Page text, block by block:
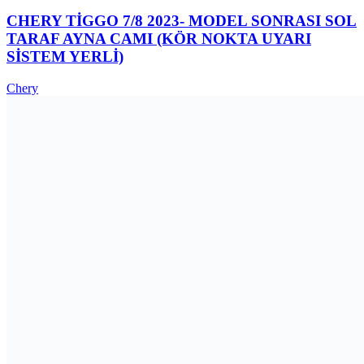
CHERY TİGGO 7/8 2023- MODEL SONRASI SOL
TARAF AYNA CAMI (KÖR NOKTA UYARI
SİSTEM YERLİ)
Chery